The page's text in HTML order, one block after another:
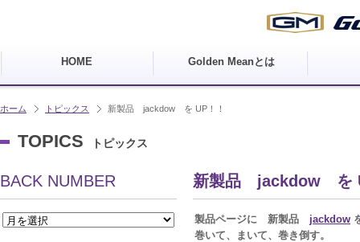
HOME Golden Meanとは
ホーム トピックス 新製品 jackdow を UP！！
TOPICS トピックス
新製品 jackdow を
製品ページに 新製品 jackdow
巻いて、まいて、巻き倒す。
BACK NUMBER